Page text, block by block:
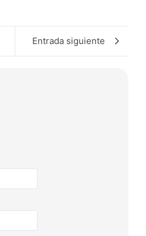
Entrada siguiente